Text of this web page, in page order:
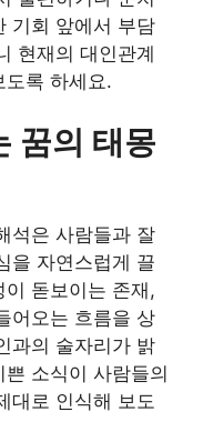
기회 앞에서 부담
현재의 대인관계
도록 하세요.
꿈의 태몽
석은 사람들과 잘
을 자연스럽게 끌
돋보이는 존재,
어오는 흐름을 상
과의 술자리가 밝
소식이 사람들의
대로 인식해 보도